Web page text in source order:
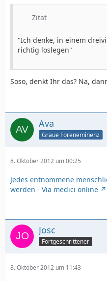
Zitat
"Ich denke, in einem
richtig loslegen"
Soso, denkt Ihr das? Na,
Ava
Graue Foreneminenz
8. Oktober 2012 um 00:25
Jedes entnommene
werden - Via medici online
Josc
Fortgeschrittener
8. Oktober 2012 um 11:43